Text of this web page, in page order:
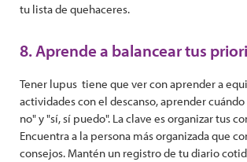
tu lista de quehaceres.
8. Aprende a balancear tus
Tener lupus tiene que ver con aprender a
actividades con el descanso, aprender
no" y "sí, sí puedo". La clave es organizar tus
Encuentra a la persona más organizada que
consejos. Mantén un registro de tu diario